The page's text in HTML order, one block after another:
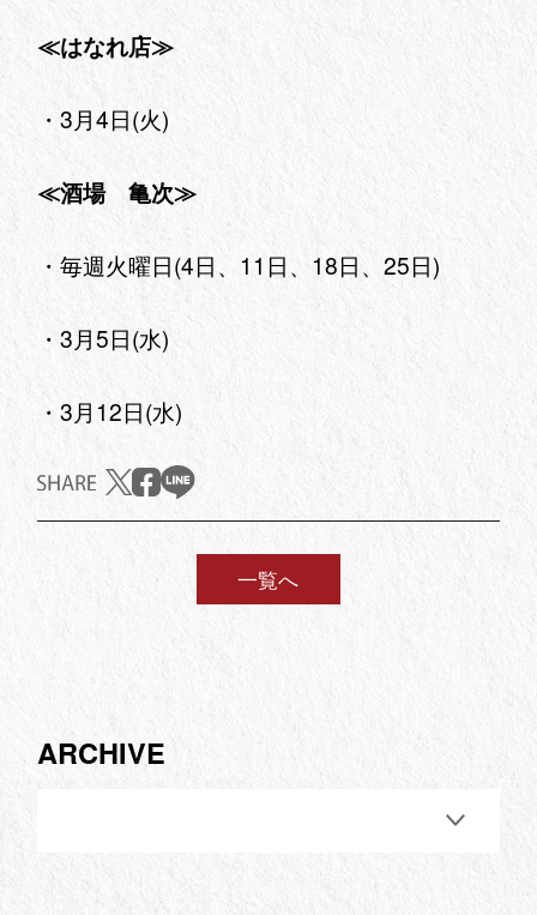
≪はなれ店≫
・3月4日(火)
≪酒場 亀次≫
・毎週火曜日(4日、11日、18日、25日)
・3月5日(水)
・3月12日(水)
一覧へ
ARCHIVE